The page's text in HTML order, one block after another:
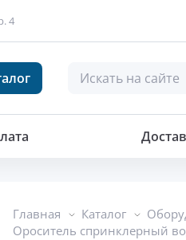
4
Главная Каталог
Ороситель спринклерный